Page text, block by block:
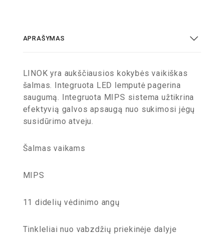
APRAŠYMAS
LINOK yra aukščiausios kokybės vaikiškas
šalmas. Integruota LED lemputė pagerina
saugumą. Integruota MIPS sistema užtikrina
efektyvią galvos apsaugą nuo sukimosi jėgų
susidūrimo atveju.
Šalmas vaikams
MIPS
11 didelių vėdinimo angų
Tinkleliai nuo vabzdžių priekinėje dalyje